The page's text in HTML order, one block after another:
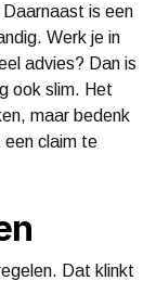
is een
Werk je in
advies? Dan is
ook slim. Het
maar bedenk
een claim te
Dat klinkt